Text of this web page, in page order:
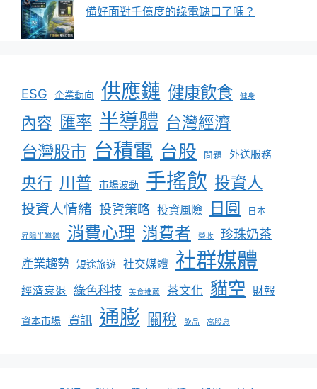
備好面對千億度的綠電缺口了嗎？
ESG 企業動向 供應鏈 健康飲食 健身
內容 匯率 半導體 台灣經濟
台灣股市 台積電 台股 問題 外送服務
央行 川普 市場波動 手搖飲 投資人
投資人情緒 投資策略 投資風險 日圓 日本
昇陽半導體 消費心理 消費者 營收
珍珠奶茶
產業趨勢
短途旅遊 社交媒體 社群媒體
經濟衰退 綠色科技 美食推薦 茶文化 貓空 財報
資本市場 資訊 通膨 關稅 飲品 高股息